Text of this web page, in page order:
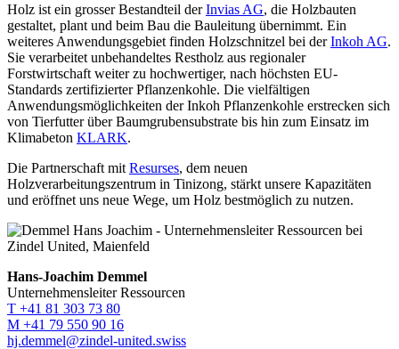
Holz ist ein grosser Bestandteil derInvias AG, die Holzbauten
gestaltet, plant und beim Bau die Bauleitung übernimmt. Ein
weiteres Anwendungsgebiet finden Holzschnitzel bei derInkoh AG.
Sie verarbeitet unbehandeltes Restholz aus regionaler
Forstwirtschaft weiter zu hochwertiger, nach höchsten EU-
Standards zertifizierter Pflanzenkohle. Die vielfältigen
Anwendungsmöglichkeiten der Inkoh Pflanzenkohle erstrecken sich
von Tierfutter über Baumgrubensubstrate bis hin zum Einsatz im
Klimabeton KLARK.
Die Partnerschaft mit Resurses, dem neuen
Holzverarbeitungszentrum in Tinizong, stärkt unsere Kapazitäten
und eröffnet uns neue Wege, um Holz bestmöglich zu nutzen.
Hans-Joachim Demmel
Unternehmensleiter Ressourcen
T +41 81 303 73 80
M +41 79 550 90 16
hj.demmel@zindel-united.swiss